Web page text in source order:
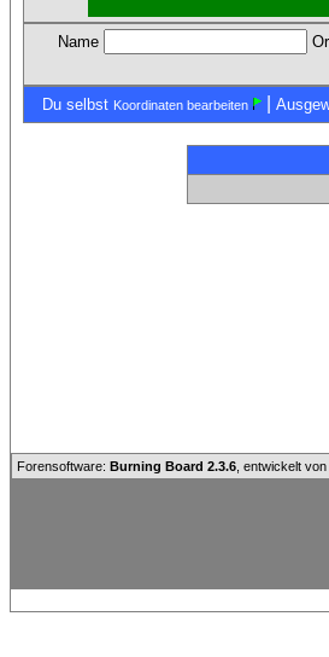
Name
Du selbst Koordinaten bearbeiten
Forensoftware: Burning Board 2.3.6 , entwickelt von